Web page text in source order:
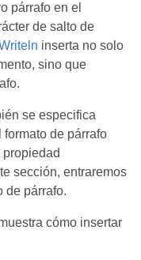
párrafo en el
de salto de
inserta no solo
sino que
se especifica
formato de párrafo
sección, entraremos
de párrafo.
cómo insertar